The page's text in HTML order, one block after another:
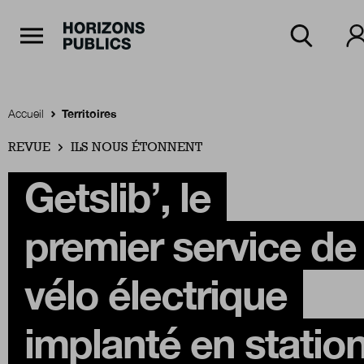
Accueil
Rubriques
Thèmes
Numéros
Accueil Territoires
REVUE ILS NOUS ÉTONNENT
Getslib’, le
premier service de
vélo électrique
implanté en